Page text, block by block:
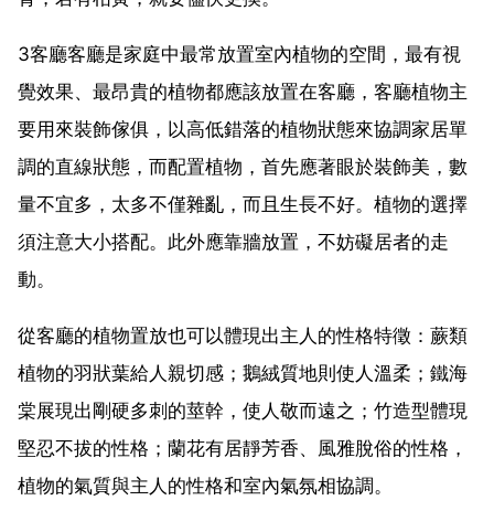
3客廳客廳是家庭中最常放置室內植物的空間，最有視
覺效果、最昂貴的植物都應該放置在客廳，客廳植物主
要用來裝飾傢俱，以高低錯落的植物狀態來協調家居單
調的直線狀態，而配置植物，首先應著眼於裝飾美，數
量不宜多，太多不僅雜亂，而且生長不好。植物的選擇
須注意大小搭配。此外應靠牆放置，不妨礙居者的走
動。
從客廳的植物置放也可以體現出主人的性格特徵：蕨類
植物的羽狀葉給人親切感；鵝絨質地則使人溫柔；鐵海
棠展現出剛硬多刺的莖幹，使人敬而遠之；竹造型體現
堅忍不拔的性格；蘭花有居靜芳香、風雅脫俗的性格，
植物的氣質與主人的性格和室內氣氛相協調。